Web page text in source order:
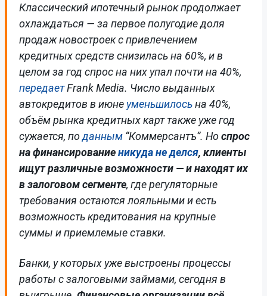
Классический ипотечный рынок продолжает
охлаждаться — за первое полугодие доля
продаж новостроек с привлечением
кредитных средств снизилась на 60%, и в
целом за год спрос на них упал почти на 40%,
передаетFrank Media. Число выданных
автокредитов в июне уменьшилосьна 40%,
объём рынка кредитных карт также уже год
сужается, поданным “Коммерсантъ”. Носпрос
на финансированиеникуда не делся, клиенты
ищут различные возможности — и находят их
в залоговом сегменте, где регуляторные
требования остаются лояльными и есть
возможность кредитования на крупные
суммы и приемлемые ставки.
Банки, у которых уже выстроены процессы
работы с залоговыми займами, сегодня в